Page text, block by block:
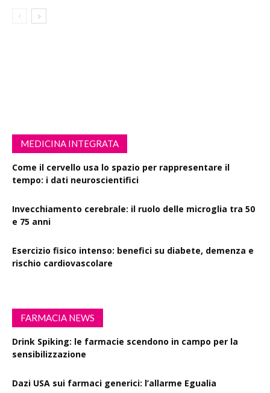
MEDICINA INTEGRATA
Come il cervello usa lo spazio per rappresentare il
tempo: i dati neuroscientifici
Invecchiamento cerebrale: il ruolo delle microglia tra 50
e 75 anni
Esercizio fisico intenso: benefici su diabete, demenza e
rischio cardiovascolare
FARMACIA NEWS
Drink Spiking: le farmacie scendono in campo per la
sensibilizzazione
Dazi USA sui farmaci generici: l’allarme Egualia